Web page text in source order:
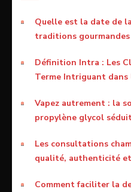
Quelle est la date de
traditions
Définition Intra : Les
Terme Intriguant
Vapez autrement : la
propylène glycol
Les consultations
qualité, authenticité
Comment faciliter la